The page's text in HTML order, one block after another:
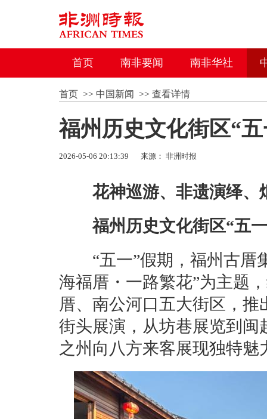
首页 南非要闻 南非华社
首页>> 中国新闻 >> 查看详情
福州历史文化街区“
2026-05-06 20:13:39 来源： 非洲时报
花神巡游、非遗演绎、
福州历史文化街区“五一
“五一”假期，福州古厝
海福厝・一路繁花”为主题
厝、南公河口五大街区，
街头展演，从坊巷展览到
之州向八方来客展现独特魅